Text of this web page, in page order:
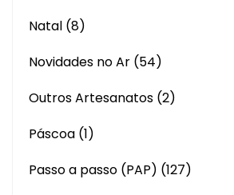
Natal (8)
Novidades no Ar (54)
Outros Artesanatos (2)
Páscoa (1)
Passo a passo (PAP) (127)